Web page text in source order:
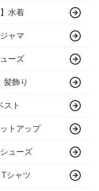
水着
ャマ
ーズ
髪飾り
スト
トアップ
ューズ
Tシャツ